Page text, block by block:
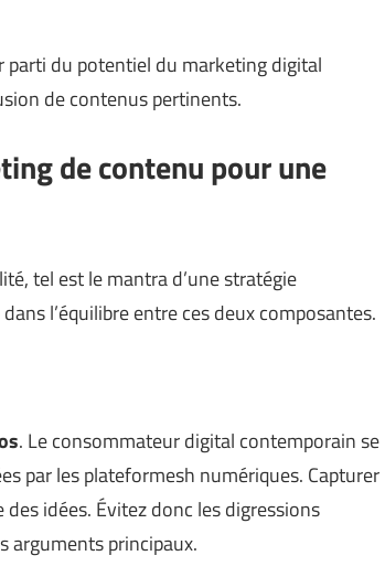
du potentiel du marketing digital
de contenus pertinents.
de contenu pour une
tel est le mantra d’une stratégie
dans l’équilibre entre ces deux composantes.
. Le consommateur digital contemporain se
par les plateformesh numériques. Capturer
idées. Évitez donc les digressions
arguments principaux.